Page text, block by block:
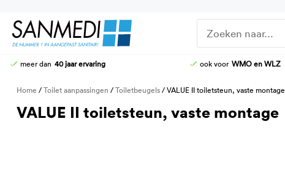
naar
HOOG-LAAG TOILETTEN
STOMATOILETTAFEL
KRANEN
DOUCHE-BRANCARDS
meer dan 40 jaar ervaring ook voor WMO en WLZ
Home /Toilet aanpassingen /Toiletbeugels/ VALUE II toiletsteun, vaste montage
VALUE II toiletsteun, vaste montage